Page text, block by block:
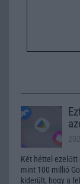
Két héttel ezelőtt
mint 100 millió
kiderült, hogy a